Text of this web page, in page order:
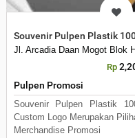
Souvenir Pulpen Plastik
Jl. Arcadia Daan Mogot Blok
Rp
Pulpen Promosi
Souvenir Pulpen Plastik
Custom Logo Merupakan
Merchandise Promosi